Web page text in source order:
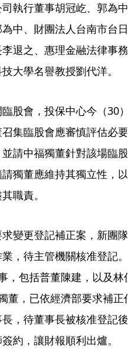
執行董事胡冠屹、郭為中
中、財團法人台南市台日
退之、惠理金融法律事務
大學名譽教授劉代洋。
股會，投保中心今（30）
集臨股會應審慎評估必要
請中福獨董針對該場臨股
獨董應維持其獨立性，以
職責。
變更登記補正案，新團隊
，待主管機關核准登記。
，包括普董陳建，以及林
董，已依經濟部要求補正
，待董事長被核准登記後
約，讓財報順利出爐。